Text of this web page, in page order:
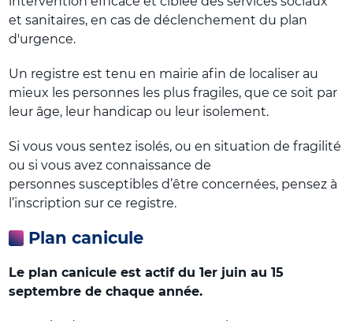
et sanitaires, en cas de déclenchement du plan
d'urgence.
Un registre est tenu en mairie afin de localiser au
mieux les personnes les plus fragiles, que ce soit par
leur âge, leur handicap ou leur isolement.
Si vous vous sentez isolés, ou en situation de fragilité
ou si vous avez connaissance de
personnes susceptibles d’être concernées, pensez à
l’inscription sur ce registre.
Plan canicule
Le plan canicule est actif du 1er juin au 15
septembre de chaque année.